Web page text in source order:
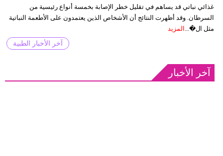
غذائي نباتي قد يساهم في تقليل خطر الإصابة بخمسة أنواع رئيسية من
السرطان. وقد أظهرت النتائج أن الأشخاص الذين يعتمدون على الأطعمة النباتية
مثل ال�...
المزيد
آخر الأخبار الطبية
آخر الأخبار